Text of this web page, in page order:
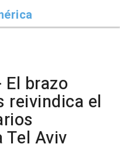
El brazo
reivindica el
Aviv